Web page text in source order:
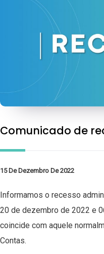
Comunicado de
15 De Dezembro De 2022
Informamos o recesso
20 de dezembro de 2022 e
coincide com aquele
Contas.